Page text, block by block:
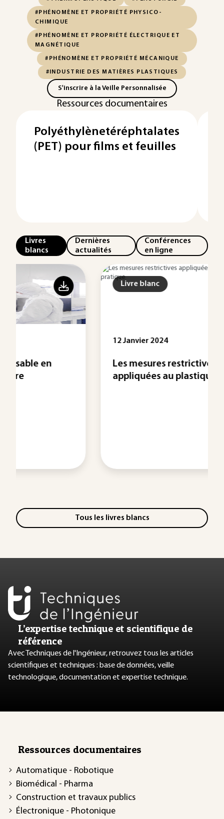
#PHÉNOMÈNE ET PROPRIÉTÉ PHYSICO-
CHIMIQUE
#PHÉNOMÈNE ET PROPRIÉTÉ ÉLECTRIQUE ET
MAGNÉTIQUE
#PHÉNOMÈNE ET PROPRIÉTÉ MÉCANIQUE
#INDUSTRIE DES MATIÈRES PLASTIQUES
S'inscrire à la Veille Personnalisée
Ressources documentaires
Polyéthylènetéréphtalates
(PET) pour films et feuilles
Livres
blancs
Dernières
actualités
Conférences
en ligne
Livre blanc
Les mesures restrictives
appliquées au plastique - ...
Tous les livres blancs
L’expertise technique et scientifique de
référence
Avec Techniques de l'Ingénieur, retrouvez tous les articles
scientifiques et techniques : base de données, veille
technologique, documentation et expertise technique.
Ressources documentaires
Automatique - Robotique
Biomédical - Pharma
Construction et travaux publics
Électronique - Photonique